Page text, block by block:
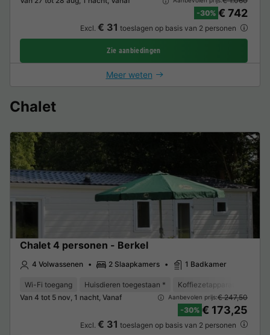
-30% € 742
Excl. € 31 toeslagen op basis van 2 personen
Zie aanbiedingen
Meer weten
Chalet
Chalet 4 personen - Berkel
4 Volwassenen 2 Slaapkamers 1 Badkamer
Wi-Fi toegang Huisdieren toegestaan * Koffiezetapparaat
Van 4 tot 5 nov, 1 nacht, Vanaf
Aanbevolen prijs:€ 247,50
-30% € 173,25
Excl. € 31 toeslagen op basis van 2 personen